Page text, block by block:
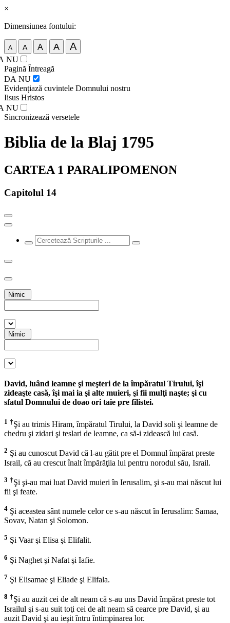
×
Dimensiunea fontului:
A A A A A
NU
Pagină Întreagă
DA NU
Evidențiază cuvintele Domnului nostru
Iisus Hristos
NU
Sincronizează versetele
Biblia de la Blaj 1795
CARTEA 1 PARALIPOMENON
Capitolul 14
Nimic
Nimic
David, luând leamne şi meşteri de la împăratul Tirului, îşi
zideaşte casă, îşi mai ia şi alte muieri, şi fii mulţi naşte; şi cu
sfatul Domnului de doao ori taie pre filistei.
1 †Şi au trimis Hiram, împăratul Tirului, la David soli şi leamne de
chedru şi zidari şi teslari de leamne, ca să-i zidească lui casă.
2 Şi au cunoscut David că l-au gătit pre el Domnul împărat preste
Israil, că au crescut înalt împărăţiia lui pentru norodul său, Israil.
3 †Şi şi-au mai luat David muieri în Ierusalim, şi s-au mai născut lui
fii şi feate.
4 Şi aceastea sânt numele celor ce s-au născut în Ierusalim: Samaa,
Sovav, Natan şi Solomon.
5 Şi Vaar şi Elisa şi Elifalit.
6 Şi Naghet şi Nafat şi Iafie.
7 Şi Elisamae şi Eliade şi Elifala.
8 †Şi au auzit cei de alt neam că s-au uns David împărat preste tot
Israilul şi s-au suit toţi cei de alt neam să cearce pre David, şi au
auzit David şi au ieşit întru întimpinarea lor.